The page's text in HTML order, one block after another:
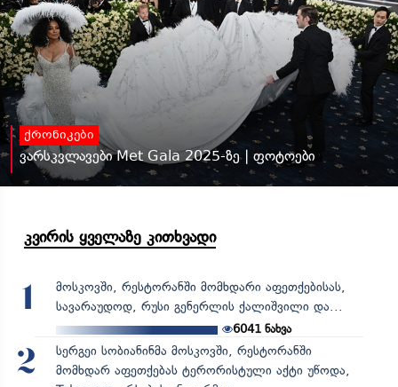
ქრონიკები
ვარსკვლავები Met Gala 2025-ზე | ფოტოები
კვირის ყველაზე კითხვადი
1
მოსკოვში, რესტორანში მომხდარი აფეთქებისას,
სავარაუდოდ, რუსი გენერლის ქალიშვილი და...
6041 ნახვა
2
სერგეი სობიანინმა მოსკოვში, რესტორანში
მომხდარ აფეთქებას ტერორისტული აქტი უწოდა,